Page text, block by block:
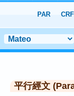
> 聖經金句 10
平行經文